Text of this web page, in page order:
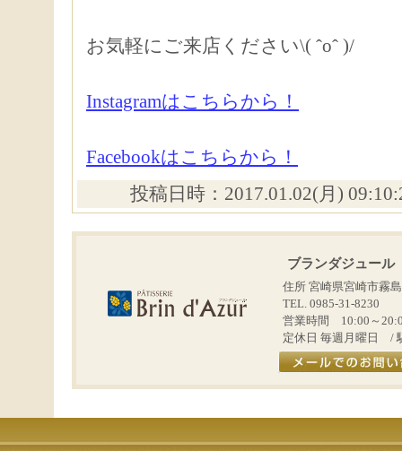
お気軽にご来店ください\( ˆoˆ )/
Instagramはこちらから！
Facebookはこちらから！
投稿日時：2017.01.02(月)
ブランダジュール
住所 宮崎県宮崎市霧
TEL. 0985-31-8230
営業時間 10:00～
定休日 毎週月曜日 /